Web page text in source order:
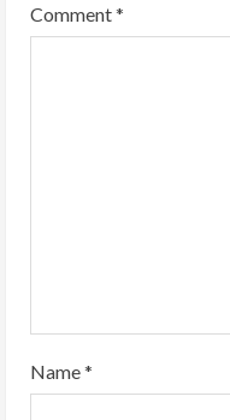
Comment*
Name*